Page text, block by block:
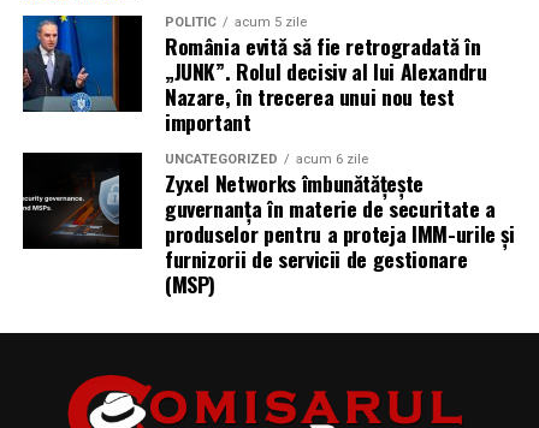
POLITIC acum 5 zile
România evită să fie retrogradată în
„JUNK”. Rolul decisiv al lui Alexandru
Nazare, în trecerea unui nou test
important
UNCATEGORIZED acum 6 zile
Zyxel Networks îmbunătățește
guvernanța în materie de securitate a
produselor pentru a proteja IMM-urile și
furnizorii de servicii de gestionare
(MSP)